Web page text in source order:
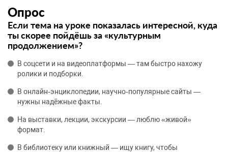
Опрос
Если тема на уроке показалась интересной, куда
ты скорее пойдёшь за «культурным
продолжением»?
В соцсети и на видеоплатформы — там быстро нахожу
ролики и подборки.
В онлайн‑энциклопедии, научно‑популярные сайты —
нужны надёжные факты.
На выставки, лекции, экскурсии — люблю «живой»
формат.
В библиотеку или книжный — ищу книгу, чтобы